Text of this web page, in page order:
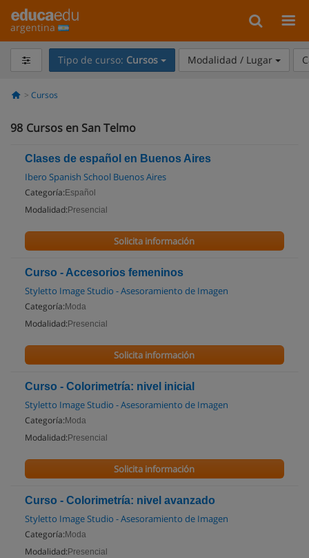
argentina
Tipo de curso: Cursos Modalidad / Lugar
Cursos
98 Cursos en San Telmo
Clases de español en Buenos Aires
Ibero Spanish School Buenos Aires
Categoría: Español
Modalidad: Presencial
Solicita información
Curso - Accesorios femeninos
Styletto Image Studio - Asesoramiento de Imagen
Categoría: Moda
Modalidad: Presencial
Solicita información
Curso - Colorimetría: nivel inicial
Styletto Image Studio - Asesoramiento de Imagen
Categoría: Moda
Modalidad: Presencial
Solicita información
Curso - Colorimetría: nivel avanzado
Styletto Image Studio - Asesoramiento de Imagen
Categoría: Moda
Modalidad: Presencial